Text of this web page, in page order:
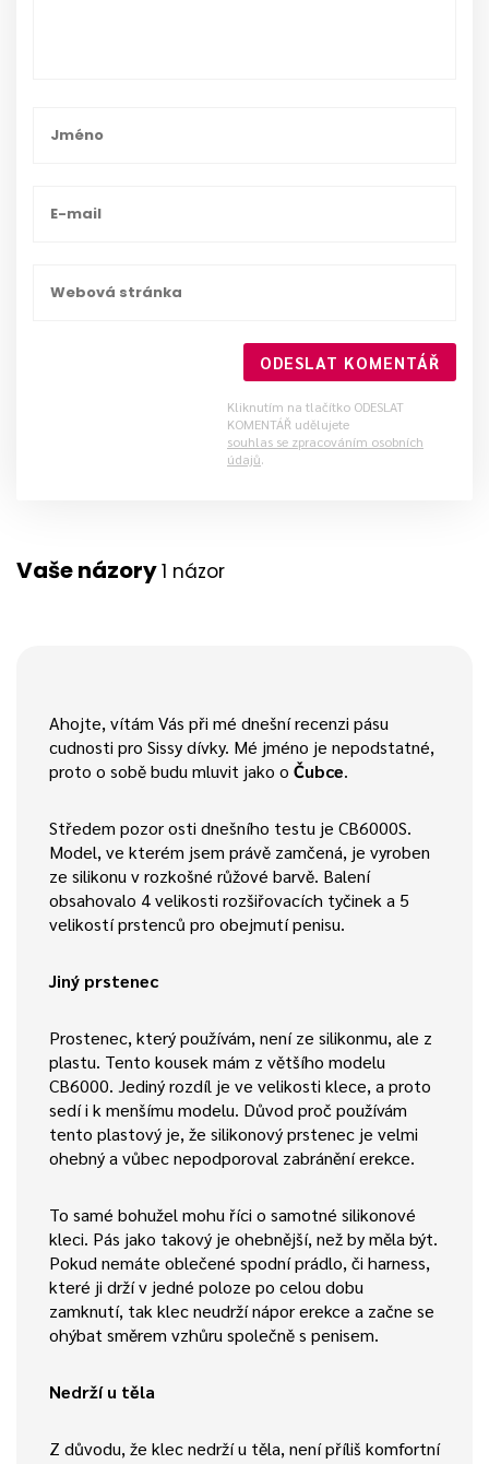
ODESLAT KOMENTÁŘ
Kliknutím na tlačítko ODESLAT
KOMENTÁŘ udělujete
souhlas se zpracováním osobních
údajů.
Vaše názory1 názor
Ahojte, vítám Vás při mé dnešní recenzi pásu
cudnosti pro Sissy dívky. Mé jméno je nepodstatné,
proto o sobě budu mluvit jako o Čubce.
Středem pozor osti dnešního testu je CB6000S.
Model, ve kterém jsem právě zamčená, je vyroben
ze silikonu v rozkošné růžové barvě. Balení
obsahovalo 4 velikosti rozšiřovacích tyčinek a 5
velikostí prstenců pro obejmutí penisu.
Jiný prstenec
Prostenec, který používám, není ze silikonmu, ale z
plastu. Tento kousek mám z většího modelu
CB6000. Jediný rozdíl je ve velikosti klece, a proto
sedí i k menšímu modelu. Důvod proč používám
tento plastový je, že silikonový prstenec je velmi
ohebný a vůbec nepodporoval zabránění erekce.
To samé bohužel mohu říci o samotné silikonové
kleci. Pás jako takový je ohebnější, než by měla být.
Pokud nemáte oblečené spodní prádlo, či harness,
které ji drží v jedné poloze po celou dobu
zamknutí, tak klec neudrží nápor erekce a začne se
ohýbat směrem vzhůru společně s penisem.
Nedrží u těla
Z důvodu, že klec nedrží u těla, není příliš komfortní